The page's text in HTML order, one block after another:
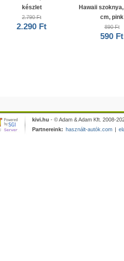
készlet
2.790 Ft
2.290 Ft
Hawaii
cm, pink
890 Ft
590 Ft
kivi.hu - © Adam & Adam Kft. 2008-
Partnereink: használt-autók.com |